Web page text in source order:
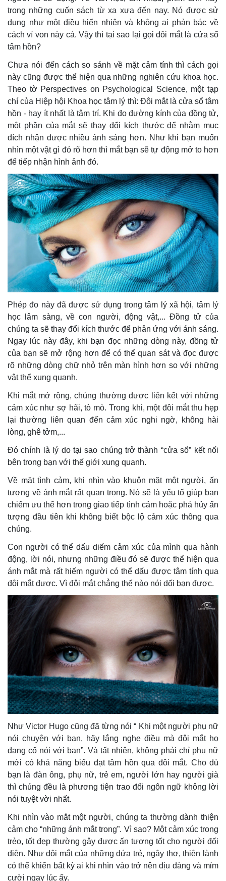
trong những cuốn sách từ xa xưa đến nay. Nó được sử
dụng như một điều hiển nhiên và không ai phản bác về
cách ví von này cả. Vậy thì tại sao lại gọi đôi mắt là cửa sổ
tâm hồn?
Chưa nói đến cách so sánh về mặt cảm tính thì cách gọi
này cũng được thể hiện qua những nghiên cứu khoa học.
Theo tờ Perspectives on Psychological Science, một tạp
chí của Hiệp hội Khoa học tâm lý thì: Đôi mắt là cửa sổ tâm
hồn - hay ít nhất là tâm trí. Khi đo đường kính của đồng tử,
một phần của mắt sẽ thay đổi kích thước để nhằm mục
đích nhận được nhiều ánh sáng hơn. Như khi bạn muốn
nhìn một vật gì đó rõ hơn thì mắt bạn sẽ tự động mở to hơn
để tiếp nhận hình ảnh đó.
Phép đo này đã được sử dụng trong tâm lý xã hội, tâm lý
học lâm sàng, về con người, động vật,... Đồng tử của
chúng ta sẽ thay đổi kích thước để phản ứng với ánh sáng.
Ngay lúc này đây, khi bạn đọc những dòng này, đồng tử
của bạn sẽ mở rộng hơn để có thể quan sát và đọc được
rõ những dòng chữ nhỏ trên màn hình hơn so với những
vật thể xung quanh.
Khi mắt mở rộng, chúng thường được liên kết với những
cảm xúc như sợ hãi, tò mò. Trong khi, một đôi mắt thu hẹp
lại thường liên quan đến cảm xúc nghi ngờ, không hài
lòng, ghê tởm,...
Đó chính là lý do tại sao chúng trở thành “cửa sổ” kết nối
bên trong bạn với thế giới xung quanh.
Về mặt tình cảm, khi nhìn vào khuôn mặt một người, ấn
tượng về ánh mắt rất quan trọng. Nó sẽ là yếu tố giúp bạn
chiếm ưu thế hơn trong giao tiếp tình cảm hoặc phá hủy ấn
tượng đầu tiên khi không biết bộc lộ cảm xúc thông qua
chúng.
Con người có thể dấu diếm cảm xúc của mình qua hành
động, lời nói, nhưng những điều đó sẽ được thể hiện qua
ánh mắt mà rất hiếm người có thể dấu được tâm tính qua
đôi mắt được. Vì đôi mắt chẳng thể nào nói dối bạn được.
Như Victor Hugo cũng đã từng nói “ Khi một người phụ nữ
nói chuyện với bạn, hãy lắng nghe điều mà đôi mắt họ
đang cố nói với bạn”. Và tất nhiên, không phải chỉ phụ nữ
mới có khả năng biểu đạt tâm hồn qua đôi mắt. Cho dù
bạn là đàn ông, phụ nữ, trẻ em, người lớn hay người già
thì chúng đều là phương tiện trao đổi ngôn ngữ không lời
nói tuyệt vời nhất.
Khi nhìn vào mắt một người, chúng ta thường dành thiện
cảm cho “những ánh mắt trong”. Vì sao? Một cảm xúc trong
trẻo, tốt đẹp thường gây được ấn tượng tốt cho người đối
diện. Như đôi mắt của những đứa trẻ, ngây thơ, thiện lành
có thể khiến bất kỳ ai khi nhìn vào trở nên dịu dàng và mỉm
cười ngay lúc ấy.